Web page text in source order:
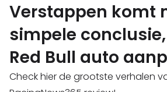
Verstappen komt
simpele
Red Bull auto
Check hier de grootste verhalen